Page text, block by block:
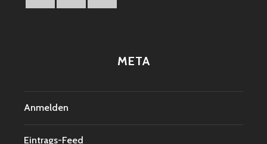
META
Anmelden
Eintrags-Feed